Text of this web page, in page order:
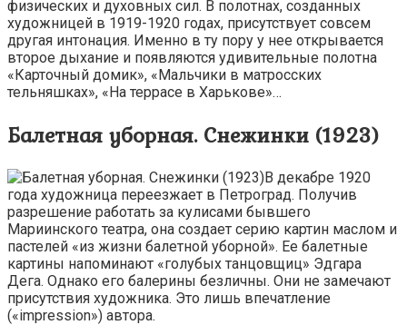
физических и духовных сил. В полотнах, созданных
художницей в 1919-1920 годах, присутствует совсем
другая интонация. Именно в ту пору у нее открывается
второе дыхание и появляются удивительные полотна
«Карточный домик», «Мальчики в матросских
тельняшках», «На террасе в Харькове»…
Балетная уборная. Снежинки (1923)
В декабре 1920
года художница переезжает в Петроград. Получив
разрешение работать за кулисами бывшего
Мариинского театра, она создает серию картин маслом и
пастелей «из жизни балетной уборной». Ее балетные
картины напоминают «голубых танцовщиц» Эдгара
Дега. Однако его балерины безличны. Они не замечают
присутствия художника. Это лишь впечатление
(«impression») автора.